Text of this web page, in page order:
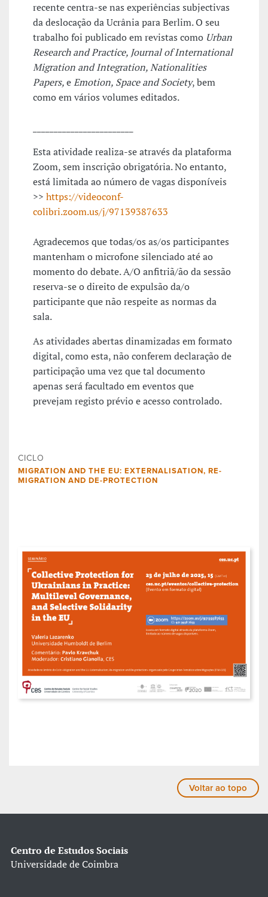
recente centra-se nas experiências subjectivas
da deslocação da Ucrânia para Berlim. O seu
trabalho foi publicado em revistas como Urban
Research and Practice, Journal of International
Migration and Integration, Nationalities
Papers,eEmotion, Space and Society, bem
como em vários volumes editados.
Esta atividade realiza-se através da plataforma
Zoom, sem inscrição obrigatória. No entanto,
está limitada ao número de vagas disponíveis
>> https://videoconf-
colibri.zoom.us/j/97139387633
Agradecemos que todas/os as/os participantes
mantenham o microfone silenciado até ao
momento do debate. A/O anfitriã/ão da sessão
reserva-se o direito de expulsão da/o
participante que não respeite as normas da
sala.
As atividades abertas dinamizadas em formato
digital, como esta, não conferem declaração de
participação uma vez que tal documento
apenas será facultado em eventos que
prevejam registo prévio e acesso controlado.
CICLO
MIGRATION AND THE EU: EXTERNALISATION, RE-
MIGRATION AND DE-PROTECTION
Voltar ao topo
Centro de Estudos Sociais
Universidade de Coimbra